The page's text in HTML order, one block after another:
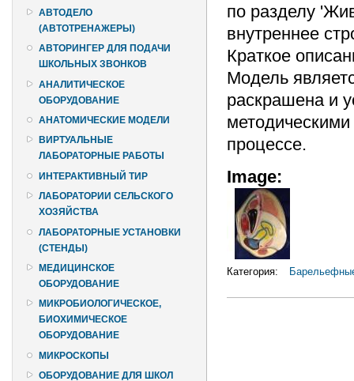
АВТОДЕЛО
(АВТОТРЕНАЖЕРЫ)
АВТОРИНГЕР ДЛЯ ПОДАЧИ
ШКОЛЬНЫХ ЗВОНКОВ
АНАЛИТИЧЕСКОЕ
ОБОРУДОВАНИЕ
АНАТОМИЧЕСКИЕ МОДЕЛИ
ВИРТУАЛЬНЫЕ
ЛАБОРАТОРНЫЕ РАБОТЫ
ИНТЕРАКТИВНЫЙ ТИР
ЛАБОРАТОРИИ СЕЛЬСКОГО
ХОЗЯЙСТВА
ЛАБОРАТОРНЫЕ УСТАНОВКИ
(СТЕНДЫ)
МЕДИЦИНСКОЕ
ОБОРУДОВАНИЕ
МИКРОБИОЛОГИЧЕСКОЕ,
БИОХИМИЧЕСКОЕ
ОБОРУДОВАНИЕ
МИКРОСКОПЫ
ОБОРУДОВАНИЕ ДЛЯ ШКОЛ
по разделу
внутреннее
Краткое
Модель
раскрашена и
процессе.
Image:
Категория: